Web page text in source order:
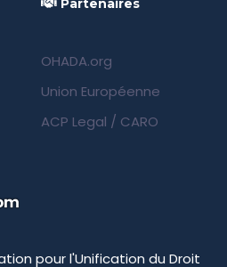
Partenaires
OHADA.org
Union Européenne
ACP Legal / CARO
pour l'Unification du Droit